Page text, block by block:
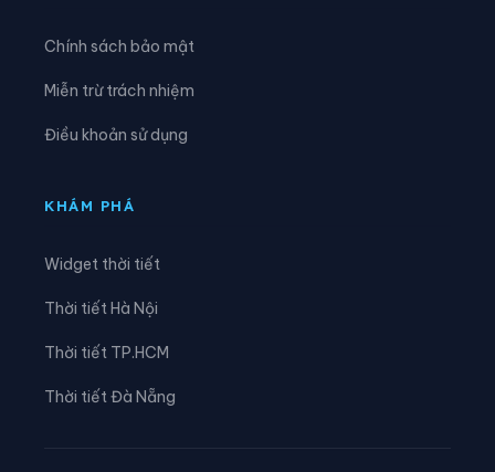
Xã Sơn Tiến
Chính sách bảo mật
Miễn trừ trách nhiệm
Điều khoản sử dụng
KHÁM PHÁ
Widget thời tiết
Thời tiết Hà Nội
Thời tiết TP.HCM
Thời tiết Đà Nẵng